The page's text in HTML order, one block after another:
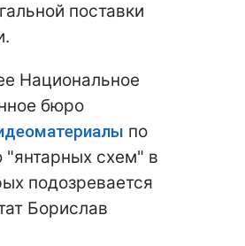
поставки
Национальное
бюро
по
схем" в
подозревается
Борислав